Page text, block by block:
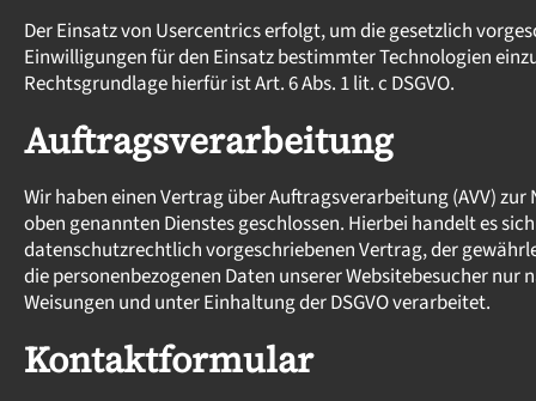
Der Einsatz von Usercentrics erfolgt, um die gesetzlich
Einwilligungen für den Einsatz bestimmter Technologien
Rechtsgrundlage hierfür ist Art. 6 Abs. 1 lit. c DSGVO.
Auftragsverarbeitung
Wir haben einen Vertrag über Auftragsverarbeitung (AVV) zur
oben genannten Dienstes geschlossen. Hierbei handelt es
datenschutzrechtlich vorgeschriebenen Vertrag, der
die personenbezogenen Daten unserer Websitebesucher nur
Weisungen und unter Einhaltung der DSGVO verarbeitet.
Kontaktformular